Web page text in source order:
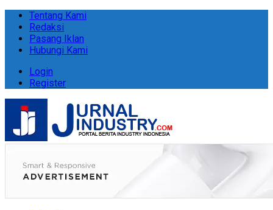
Tentang Kami
Redaksi
Pasang Iklan
Hubungi Kami
Login
Register